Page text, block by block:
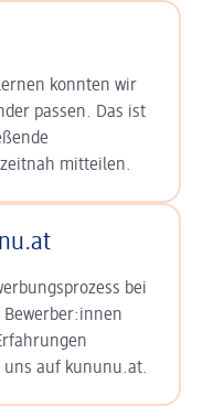
konnten wir
passen. Das ist
mitteilen.
bei
Bewerber:innen
auf kununu.at.